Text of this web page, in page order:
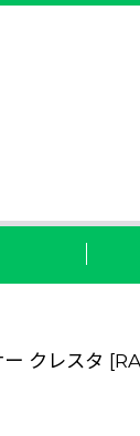
クレスタ [